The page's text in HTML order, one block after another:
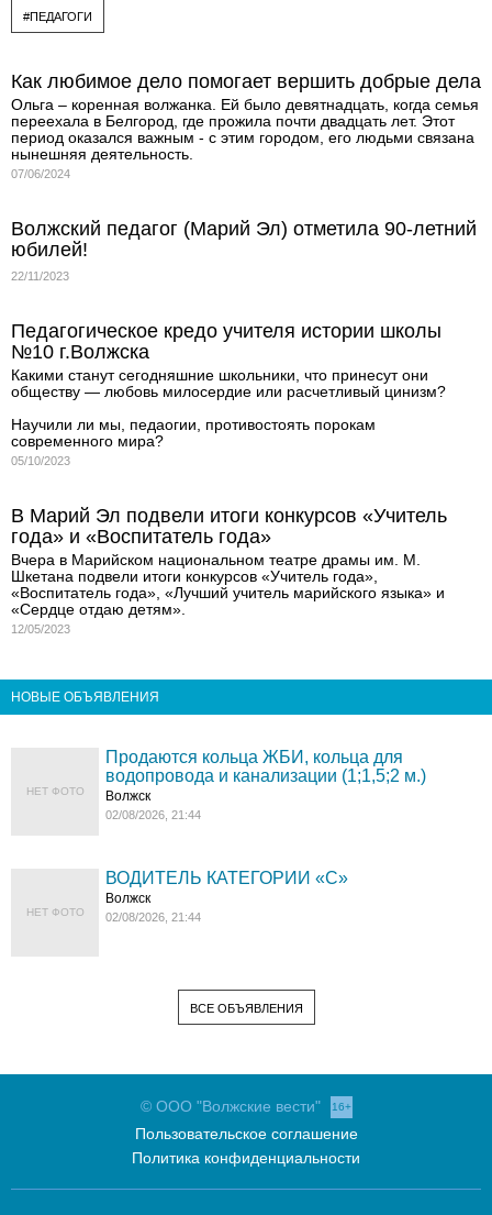
#ПЕДАГОГИ
Как любимое дело помогает вершить добрые дела
Ольга – коренная волжанка. Ей было девятнадцать, когда семья
переехала в Белгород, где прожила почти двадцать лет. Этот
период оказался важным - с этим городом, его людьми связана
нынешняя деятельность.
07/06/2024
Волжский педагог (Марий Эл) отметила 90-летний
юбилей!
22/11/2023
Педагогическое кредо учителя истории школы
№10 г.Волжска
Какими станут сегодняшние школьники, что принесут они
обществу — любовь милосердие или расчетливый цинизм?
Научили ли мы, педаогии, противостоять порокам
современного мира?
05/10/2023
В Марий Эл подвели итоги конкурсов «Учитель
года» и «Воспитатель года»
Вчера в Марийском национальном театре драмы им. М.
Шкетана подвели итоги конкурсов «Учитель года»,
«Воспитатель года», «Лучший учитель марийского языка» и
«Сердце отдаю детям».
12/05/2023
НОВЫЕ ОБЪЯВЛЕНИЯ
НЕТ ФОТО
Продаются кольца ЖБИ, кольца для
водопровода и канализации (1;1,5;2 м.)
Волжск
02/08/2026, 21:44
НЕТ ФОТО
ВОДИТЕЛЬ КАТЕГОРИИ «C»
Волжск
02/08/2026, 21:44
ВСЕ ОБЪЯВЛЕНИЯ
© ООО "Волжские вести" 16+
Пользовательское соглашение
Политика конфиденциальности